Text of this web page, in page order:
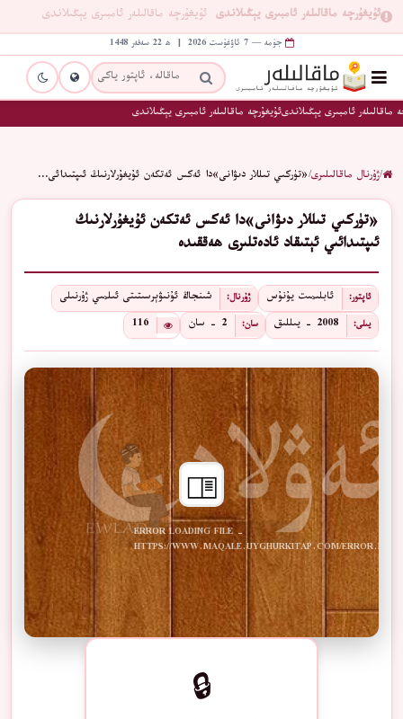
ئۇيغۇرچە ماقالىلەر ئامبىرى يېڭىلاندى ئۇيغۇرچە ماقالىلەر ئامبىرى يېڭىلاندى
جۈمە — 7 ئاۋغۇست 2026 | ھ 22 سەفەر 1448
ماقالىلەر ئامبىرى يېڭىلاندىئۇيغۇرچە ماقالىلەر ئامبىرى يېڭىلاندى
/ژۇرنال ماقالىلىرى/«تۈركىي تىللار دىۋانى»دا ئەكس ئەتكەن ئۇيغۇرلارنىڭ ئىپتىدائى…
«تۈركىي تىللار دىۋانى»دا ئەكس ئەتكەن ئۇيغۇرلارنىڭ
ئىپتىدائىي ئېتىقاد ئادەتلىرى ھەققىدە
ئاپتور: ئابلىمىت يۇنۇس ژۇرنال: شىنجاڭ ئۇنىۋېرسىتىتى ئىلمىي ژۇرنىلى
يىلى: 2008 - يىللىق سان: 2 - سان 116
ERROR LOADING FILE -
HTTPS://WWW.MAQALE.UYGHURKITAP.COM/ERROR.PDF
🔒